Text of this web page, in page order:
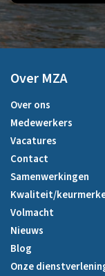
Over MZA
Over ons
Medewerkers
Vacatures
Contact
Samenwerkingen
Kwaliteit/
Volmacht
Nieuws
Blog
Onze